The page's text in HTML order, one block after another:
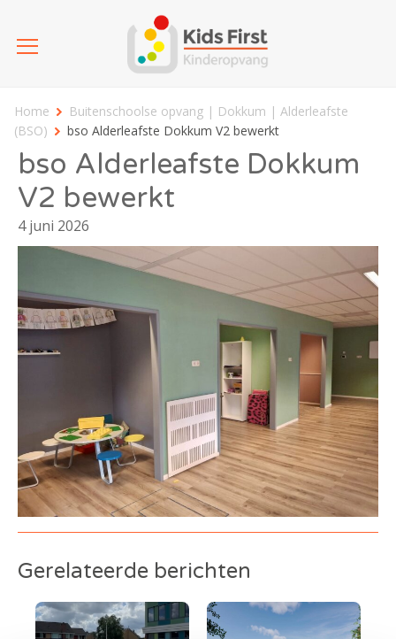
Home
Buitenschoolse opvang | Dokkum | Alderleafste
(BSO)
bso Alderleafste Dokkum V2 bewerkt
bso Alderleafste Dokkum
V2 bewerkt
4 juni 2026
Gerelateerde berichten